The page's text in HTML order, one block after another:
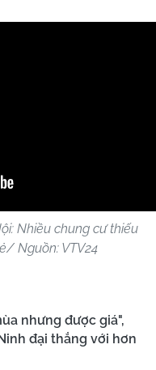
Nhiều chung cư thiếu
Nguồn: VTV24
nhưng được giá",
đại thắng với hơn